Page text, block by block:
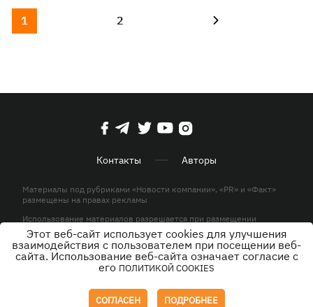
1 2
Контакты Авторы
Материалы под рубриками «Новости компании», «PR» и «Факт»
размещены на правах рекламы
Использование материалов разрешается при размещении
активной гиперссылки на KP.UA в первом абзаце.
© ООО «ЮЛАВ МЕДИА»,2026. Все права защищены.
Этот веб-сайт использует cookies для улучшения
взаимодействия с пользователем при посещении веб-
сайта. Использование веб-сайта означает согласие с
его ПОЛИТИКОЙ COOKIES
СОГЛАСЕН ПОДРОБНЕЕ